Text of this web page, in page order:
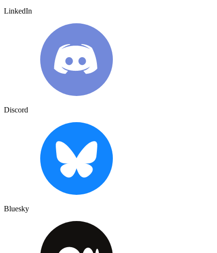
LinkedIn
Discord
Bluesky